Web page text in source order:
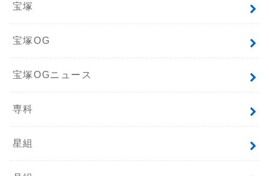
宝塚
宝塚OG
宝塚OGニュース
専科
星組